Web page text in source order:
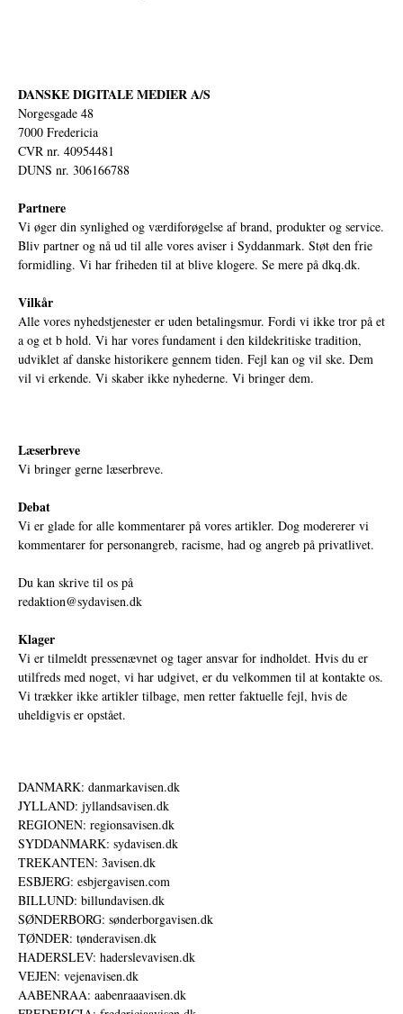
DANSKE DIGITALE MEDIER A/S
Norgesgade 48
7000 Fredericia
CVR nr. 40954481
DUNS nr. 306166788
Partnere
Vi øger din synlighed og værdiforøgelse af brand, produkter og service.
Bliv partner og nå ud til alle vores aviser i Syddanmark. Støt den frie
formidling. Vi har friheden til at blive klogere. Se mere på dkq.dk.
Vilkår
Alle vores nyhedstjenester er uden betalingsmur. Fordi vi ikke tror på et
a og et b hold. Vi har vores fundament i den kildekritiske tradition,
udviklet af danske historikere gennem tiden. Fejl kan og vil ske. Dem
vil vi erkende. Vi skaber ikke nyhederne. Vi bringer dem.
Læserbreve
Vi bringer gerne læserbreve.
Debat
Vi er glade for alle kommentarer på vores artikler. Dog modererer vi
kommentarer for personangreb, racisme, had og angreb på privatlivet.
Du kan skrive til os på
redaktion@sydavisen.dk
Klager
Vi er tilmeldt pressenævnet og tager ansvar for indholdet. Hvis du er
utilfreds med noget, vi har udgivet, er du velkommen til at kontakte os.
Vi trækker ikke artikler tilbage, men retter faktuelle fejl, hvis de
uheldigvis er opstået.
DANMARK: danmarkavisen.dk
JYLLAND: jyllandsavisen.dk
REGIONEN: regionsavisen.dk
SYDDANMARK: sydavisen.dk
TREKANTEN: 3avisen.dk
ESBJERG: esbjergavisen.com
BILLUND: billundavisen.dk
SØNDERBORG: sønderborgavisen.dk
TØNDER: tønderavisen.dk
HADERSLEV: haderslevavisen.dk
VEJEN: vejenavisen.dk
AABENRAA: aabenraaavisen.dk